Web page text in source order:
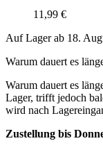
11,99 €
Auf Lager ab 18.
Warum dauert es
Warum dauert es
Lager, trifft jedoch
wird nach
Zustellung bis